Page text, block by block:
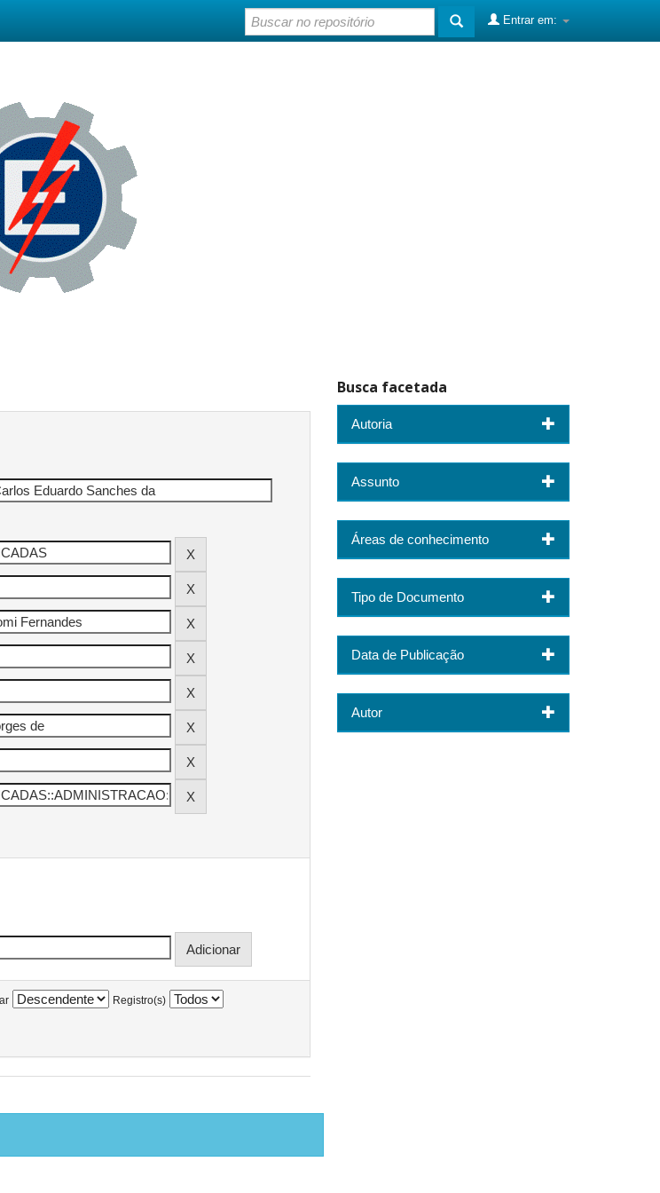
Entrar em:
Registro(s)
Busca facetada
Autoria
Assunto
Áreas de conhecimento
Tipo de Documento
Data de Publicação
Autor